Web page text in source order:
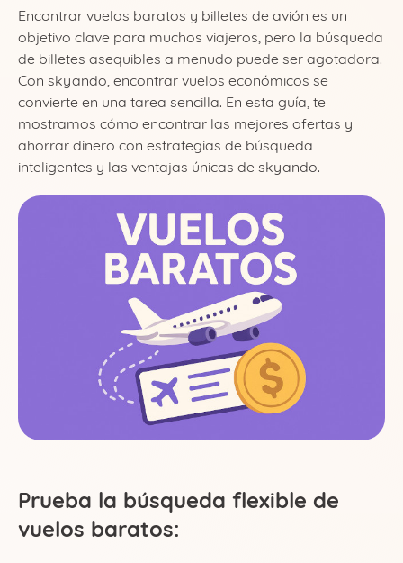
Encontrar vuelos baratos y billetes de avión es un
objetivo clave para muchos viajeros, pero la búsqueda
de billetes asequibles a menudo puede ser agotadora.
Con skyando, encontrar vuelos económicos se
convierte en una tarea sencilla. En esta guía, te
mostramos cómo encontrar las mejores ofertas y
ahorrar dinero con estrategias de búsqueda
inteligentes y las ventajas únicas de skyando.
Prueba la búsqueda flexible de
vuelos baratos: